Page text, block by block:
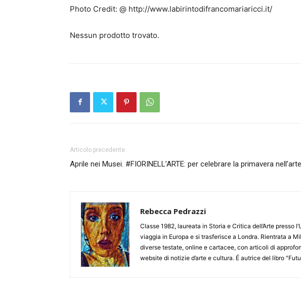
Photo Credit: @ http://www.labirintodifrancomariaricci.it/
Nessun prodotto trovato.
Articolo precedente
Aprile nei Musei. #FIORINELL’ARTE: per celebrare la primavera nell’arte
Rebecca Pedrazzi
Classe 1982, laureata in Storia e Critica dell’Arte presso
viaggia in Europa e si trasferisce a Londra. Rientrata a
diverse testate, online e cartacee, con articoli di
website di notizie d’arte e cultura. É autrice del libro